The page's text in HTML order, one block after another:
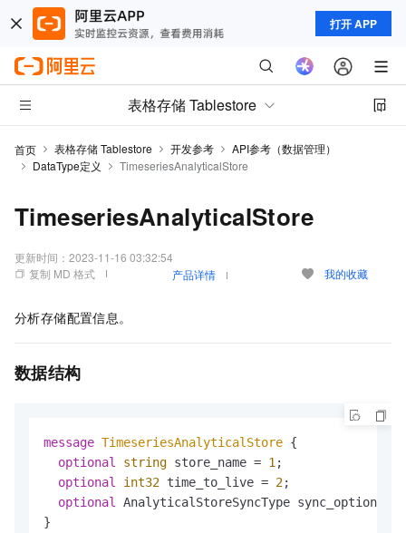
打开 APP
表格存储 Tablestore
首页 表格存储 Tablestore 开发参考
API参考（数据管理）
DataType定义
TimeseriesAnalyticalStore
TimeseriesAnalyticalStore
更新时间： 2023-11-16 03:32:54
复制 MD 格式
产品详情 我的收藏
分析存储配置信息。
数据结构
message TimeseriesAnalyticalStore {
optional
string store_name = 1
optional
int32 time_to_live = 2
optional
AnalyticalStoreSyncType sync_option =
}